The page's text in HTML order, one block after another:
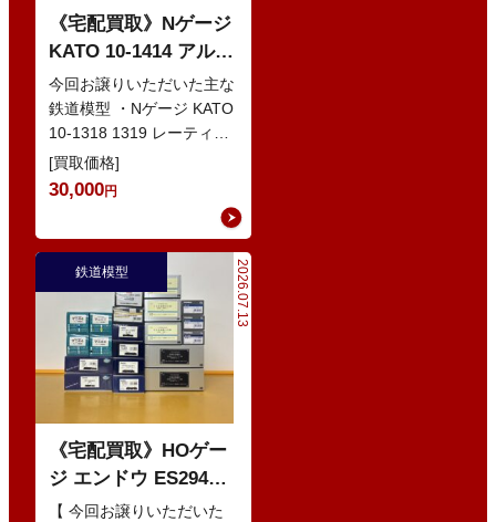
《宅配買取》Nゲージ
KATO 10-1414 アルプ
スの赤い客車 EWI な
どの鉄道模型
今回お譲りいただいた主な
鉄道模型 ・Nゲージ KATO
10-1318 1319 レーティッ
シュ鉄道 ベルニナ急行 ・
Nゲージ K…
[買取価格]
30,000円
2026.07.13
鉄道模型
《宅配買取》HOゲー
ジ エンドウ ES294
103系1200番代 東西線
【 今回お譲りいただいた